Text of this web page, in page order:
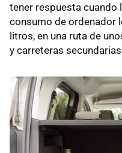
tener respuesta cuando
consumo de ordenador
litros, en una ruta de
y carreteras